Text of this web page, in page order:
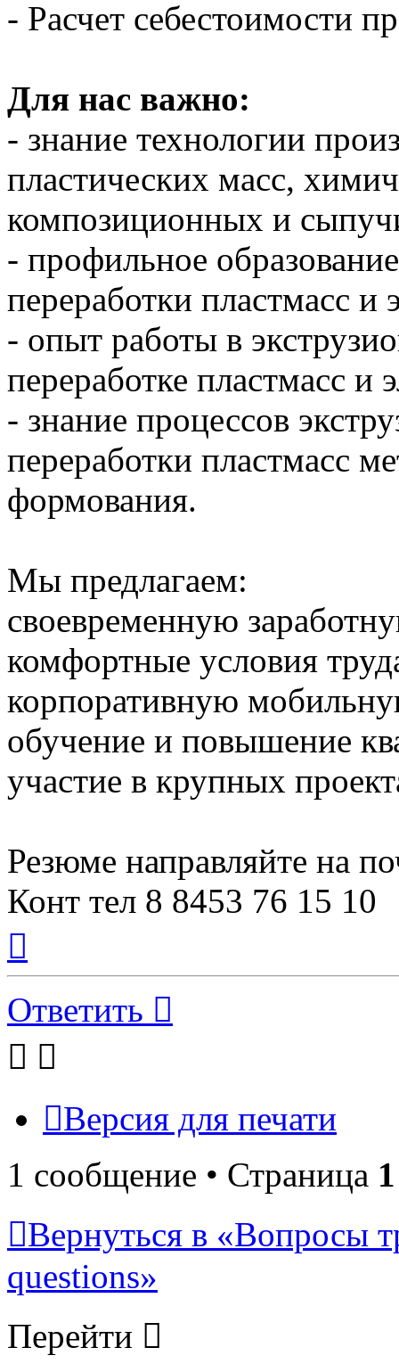
- Расчет себестоимости
Для нас важно:
- знание технологии
пластических масс,
композиционных и
- профильное
переработки пластмасс и
- опыт работы в
переработке пластмасс и
- знание процессов
переработки пластмасс
формования.
Мы предлагаем:
своевременную
комфортные условия
корпоративную
обучение и повышение
участие в крупных
Резюме направляйте на
Конт тел 8 8453 76 15 10
началу
Ответить
Версия для печати
1 сообщение • Страница 1
Вернуться в «Вопросы
questions»
Перейти